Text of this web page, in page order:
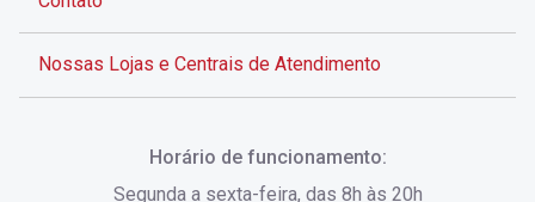
Nossas Lojas e Centrais de Atendimento
Horário de funcionamento:
Segunda a sexta-feira, das 8h às 20h